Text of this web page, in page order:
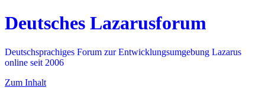
Deutsches Lazarusforum
Deutschsprachiges Forum zur Entwicklungsumgebung Lazarus
online seit 2006
Zum Inhalt